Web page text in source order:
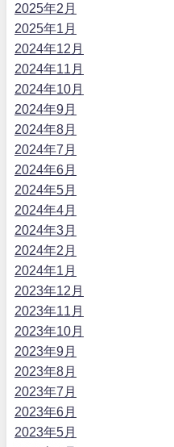
2025年2月
2025年1月
2024年12月
2024年11月
2024年10月
2024年9月
2024年8月
2024年7月
2024年6月
2024年5月
2024年4月
2024年3月
2024年2月
2024年1月
2023年12月
2023年11月
2023年10月
2023年9月
2023年8月
2023年7月
2023年6月
2023年5月